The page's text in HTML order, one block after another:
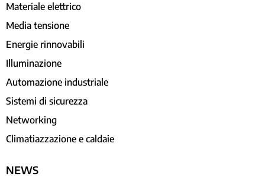
Materiale elettrico
Media tensione
Energie rinnovabili
Illuminazione
Automazione industriale
Sistemi di sicurezza
Networking
Climatiazzazione e caldaie
NEWS